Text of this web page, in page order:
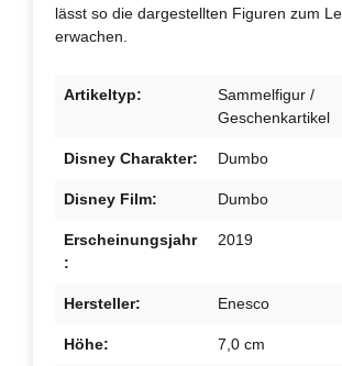
lässt so die dargestellten Figuren zum
erwachen.
Artikeltyp:
Sammelfigur /
Geschenkartikel
Disney Charakter: Dumbo
Disney Film: Dumbo
Erscheinungsjahr
:
2019
Hersteller: Enesco
Höhe: 7,0 cm